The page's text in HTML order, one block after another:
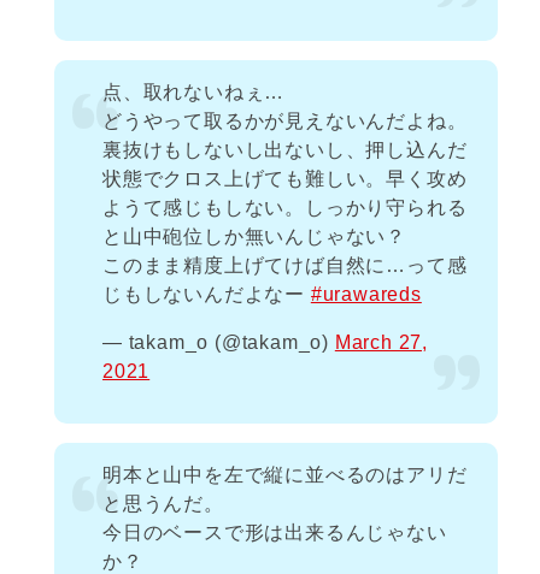
点、取れないねぇ…
どうやって取るかが見えないんだよね。
裏抜けもしないし出ないし、押し込んだ
状態でクロス上げても難しい。早く攻め
ようて感じもしない。しっかり守られる
と山中砲位しか無いんじゃない？
このまま精度上げてけば自然に…って感
じもしないんだよなー #urawareds
— takam_o (@takam_o) March 27,
2021
明本と山中を左で縦に並べるのはアリだ
と思うんだ。
今日のベースで形は出来るんじゃない
か？